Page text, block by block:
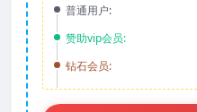
普通用户:
赞助vip会员:
钻石会员: